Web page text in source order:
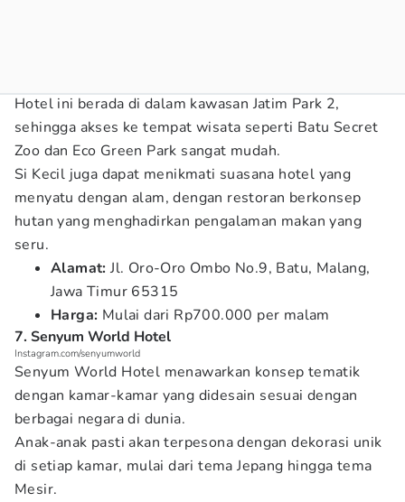
Hotel ini berada di dalam kawasan Jatim Park 2,
sehingga akses ke tempat wisata seperti Batu Secret
Zoo dan Eco Green Park sangat mudah.
Si Kecil juga dapat menikmati suasana hotel yang
menyatu dengan alam, dengan restoran berkonsep
hutan yang menghadirkan pengalaman makan yang
seru.
Alamat: Jl. Oro-Oro Ombo No.9, Batu, Malang,
Jawa Timur 65315
Harga: Mulai dari Rp700.000 per malam
7. Senyum World Hotel
Instagram.com/senyumworld
Senyum World Hotel menawarkan konsep tematik
dengan kamar-kamar yang didesain sesuai dengan
berbagai negara di dunia.
Anak-anak pasti akan terpesona dengan dekorasi unik
di setiap kamar, mulai dari tema Jepang hingga tema
Mesir.